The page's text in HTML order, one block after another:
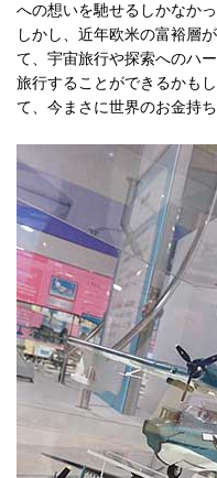
への想いを馳せるしかなかっ
しかし、近年欧米の富裕層
て、宇宙旅行や探索へのハ
旅行することができるかも
て、今まさに世界のお金持